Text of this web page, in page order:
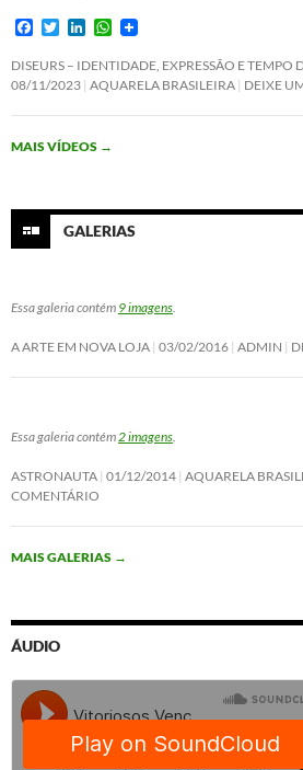
F
c
e
b
o
k
T
i
t
t
e
n
k
e
d
n
W
a
t
s
A
DISEURS – IDENTIDADE, EXPRESSÃO E TEMPO
08/11/2023 AQUARELA BRASILEIRA DEIXE
MAIS VÍDEOS →
GALERIAS
Essa galeria contém 9 imagens.
A ARTE EM NOVA LOJA 03/02/2016 ADMIN
Essa galeria contém2 imagens.
ASTRONAUTA 01/12/2014 AQUARELA
COMENTÁRIO
MAIS GALERIAS →
ÁUDIO